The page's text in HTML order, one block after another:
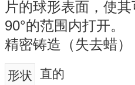
片的球形表面，使
90°的范围内打开。
精密铸造（失去蜡）
形状 直的